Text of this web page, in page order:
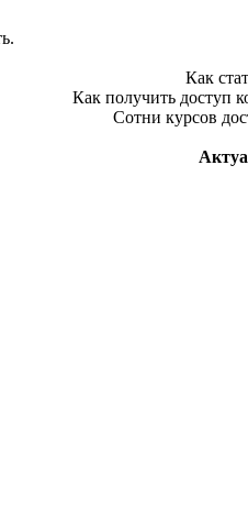
Как
Как получить доступ
Сотни курсов